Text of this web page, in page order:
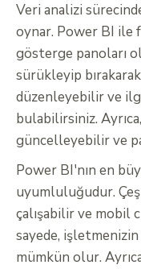
Veri analizi
oynar. Power BI ile
gösterge panoları
sürükleyip
düzenleyebilir ve
bulabilirsiniz.
güncelleyebilir ve
Power BI'nın en
uyumluluğudur.
çalışabilir ve mobil
sayede,
mümkün olur.